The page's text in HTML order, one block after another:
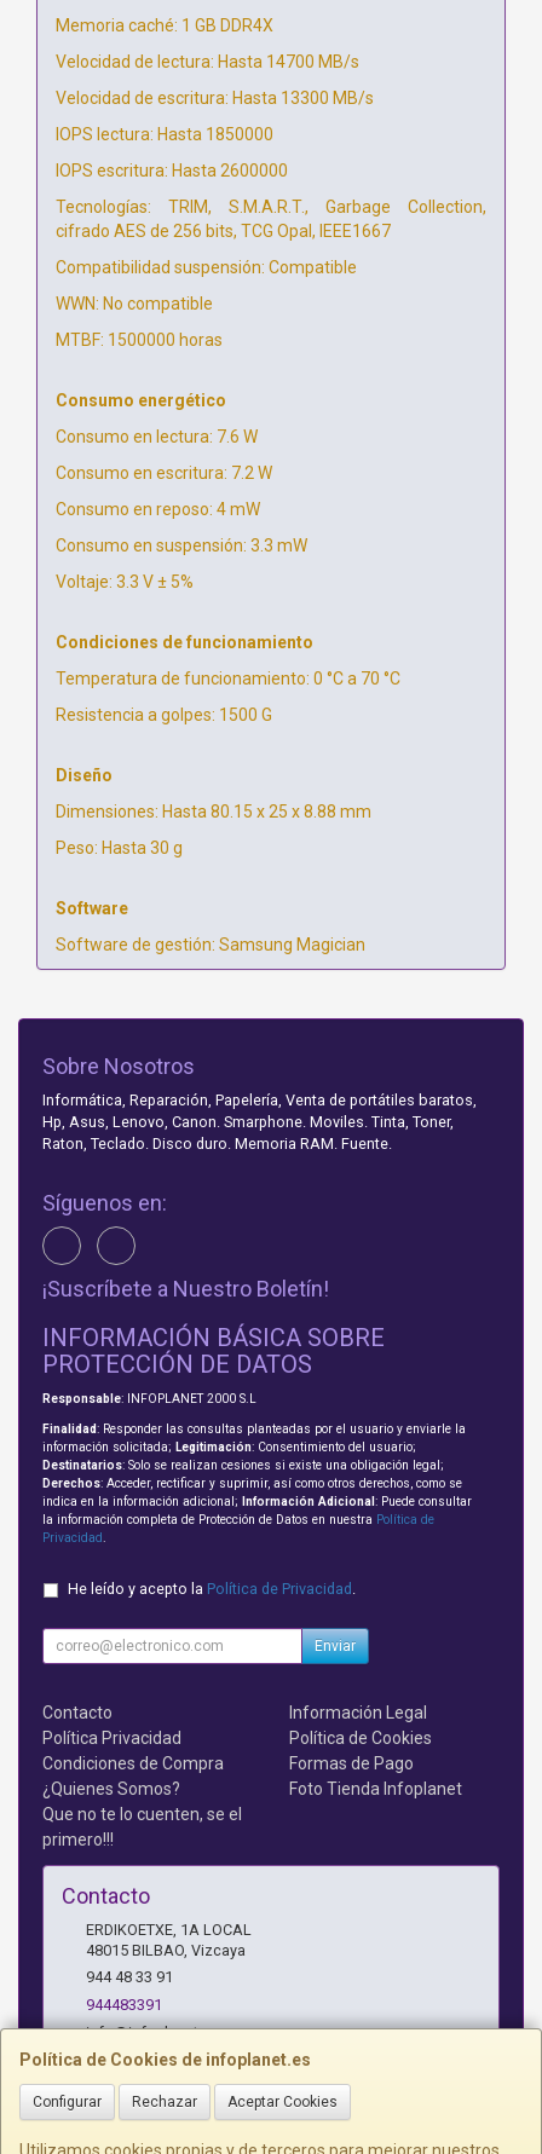
Memoria caché: 1 GB DDR4X
Velocidad de lectura: Hasta 14700 MB/s
Velocidad de escritura: Hasta 13300 MB/s
IOPS lectura: Hasta 1850000
IOPS escritura: Hasta 2600000
Tecnologías: TRIM, S.M.A.R.T., Garbage Collection,
cifrado AES de 256 bits, TCG Opal, IEEE1667
Compatibilidad suspensión: Compatible
WWN: No compatible
MTBF: 1500000 horas
Consumo energético
Consumo en lectura: 7.6 W
Consumo en escritura: 7.2 W
Consumo en reposo: 4 mW
Consumo en suspensión: 3.3 mW
Voltaje: 3.3 V ± 5%
Condiciones de funcionamiento
Temperatura de funcionamiento: 0 °C a 70 °C
Resistencia a golpes: 1500 G
Diseño
Dimensiones: Hasta 80.15 x 25 x 8.88 mm
Peso: Hasta 30 g
Software
Software de gestión: Samsung Magician
Política de Cookies de infoplanet.es
Configurar Rechazar Aceptar Cookies
Sobre Nosotros
Informática, Reparación, Papelería, Venta de portátiles baratos,
Hp, Asus, Lenovo, Canon. Smarphone. Moviles. Tinta, Toner,
Raton, Teclado. Disco duro. Memoria RAM. Fuente.
Síguenos en:
¡Suscríbete a Nuestro Boletín!
INFORMACIÓN BÁSICA SOBRE
PROTECCIÓN DE DATOS
Responsable: INFOPLANET 2000 S.L
Finalidad: Responder las consultas planteadas por el usuario y enviarle la
información solicitada; Legitimación: Consentimiento del usuario;
Destinatarios: Solo se realizan cesiones si existe una obligación legal;
Derechos: Acceder, rectificar y suprimir, así como otros derechos, como se
indica en la información adicional;
Información Adicional : Puede consultar
la información completa de Protección de Datos en nuestra Política de
Privacidad
He leído y acepto la Política de Privacidad
Enviar
Contacto
Información Legal
Política Privacidad
Política de Cookies
Condiciones de Compra
Formas de Pago
¿Quienes Somos?
Foto Tienda Infoplanet
Que no te lo cuenten, se el
primero!!!
Contacto
ERDIKOETXE, 1A LOCAL
48015 BILBAO Vizcaya
944 48 33 91
944483391
info@infoplanet.es
Horario
10 A 14:15 H Y 17:15 A 19:30 H